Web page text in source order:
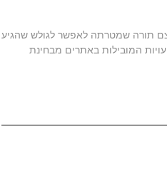
תורה שמטרתה לאפשר לגולש שהגיע
למצוא את מה שהוא רוצה במהירות הרבה ביותר. במאמר זה מובאים 10 הטעויות המובילות באתרים מבחינת